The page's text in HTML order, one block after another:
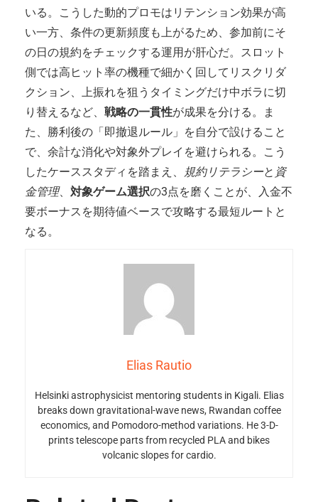
いる。こうした動的プロモはリテンション効果が高
い一方、条件の更新頻度も上がるため、参加前にそ
の日の規約をチェックする運用が肝心だ。スロット
側では高ヒット率の機種で細かく回してリスクリダ
クション、上振れを狙うタイミングだけ中ボラに切
り替えるなど、 戦略の一貫性が成果を分ける。ま
た、勝利後の「即撤退ルール」を自分で設けること
で、余計な消化や対象外プレイを避けられる。こう
したケーススタディを踏まえ、
規約リテラシーと 資
金管理、 対象ゲーム選択の3点を磨くことが、入金不
要ボーナスを期待値ベースで攻略する最短ルートと
なる。
Elias Rautio
Helsinki astrophysicist mentoring students in Kigali. Elias
breaks down gravitational-wave news, Rwandan coffee
economics, and Pomodoro-method variations. He 3-D-
prints telescope parts from recycled PLA and bikes
volcanic slopes for cardio.